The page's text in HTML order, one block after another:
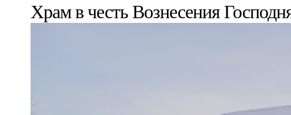
Храм в честь Вознесения